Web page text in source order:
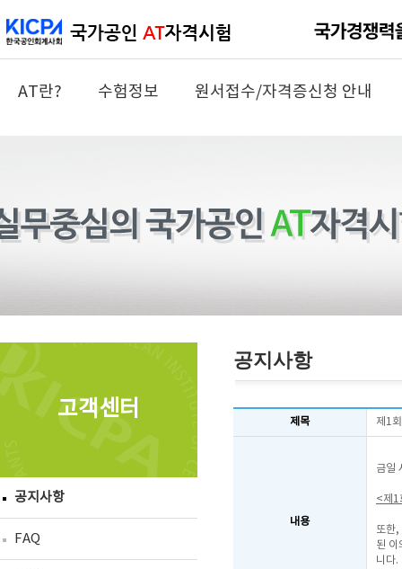
AT란? 수험정보 원서접수/자격증신청 안내
고객센터
공지사항
FAQ
공지사항
제목 제1
내용
금일
<제1
또한,
된 이
니다.